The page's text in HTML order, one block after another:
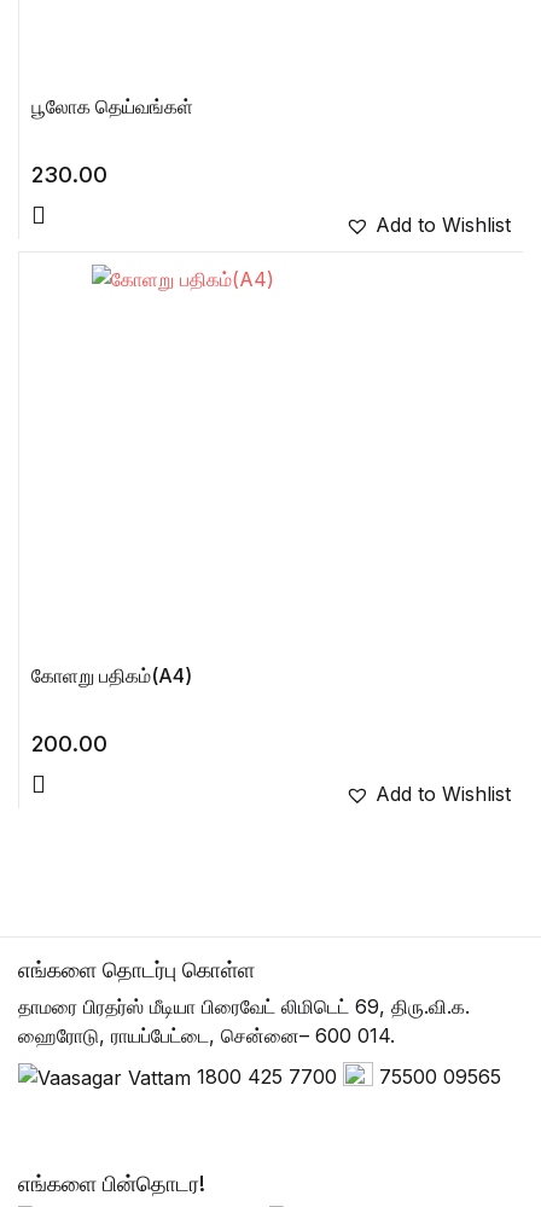
பூலோக தெய்வங்கள்
230.00
Add to Wishlist
கோளறு பதிகம்(A4)
200.00
Add to Wishlist
எங்களை தொடர்பு கொள்ள
தாமரை பிரதர்ஸ் மீடியா பிரைவேட் லிமிடெட் 69, திரு.வி.க.
ஹைரோடு, ராயப்பேட்டை, சென்னை– 600 014.
1800 425 7700
75500 09565
எங்களை பின்தொடர!